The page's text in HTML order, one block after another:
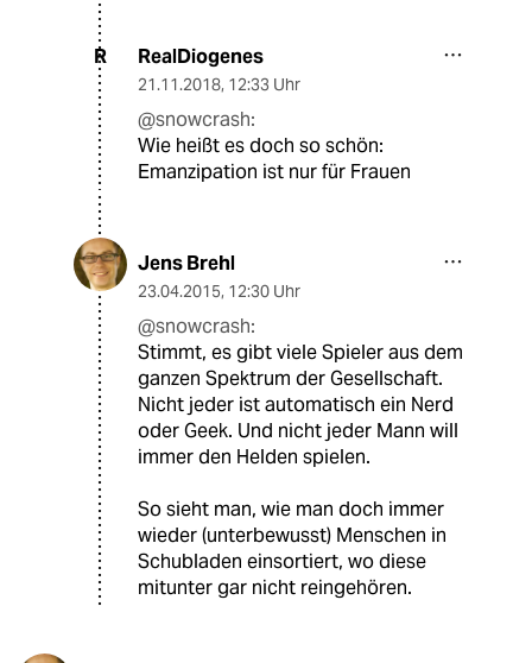
R RealDiogenes
21.11.2018, 12:33 Uhr
@snowcrash:
Wie heißt es doch so schön:
Emanzipation ist nur für Frauen
Jens Brehl
23.04.2015, 12:30 Uhr
@snowcrash:
Stimmt, es gibt viele Spieler aus dem
ganzen Spektrum der Gesellschaft.
Nicht jeder ist automatisch ein Nerd
oder Geek. Und nicht jeder Mann will
immer den Helden spielen.
So sieht man, wie man doch immer
wieder (unterbewusst) Menschen in
Schubladen einsortiert, wo diese
mitunter gar nicht reingehören.